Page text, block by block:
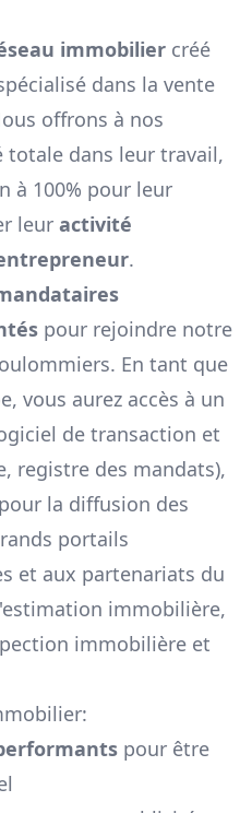
immobilier créé
dans la vente
offrons à nos
dans leur travail,
à 100% pour leur
leur activité
.
pour rejoindre notre
. En tant que
vous aurez accès à un
de transaction et
registre des mandats),
la diffusion des
portails
et aux partenariats du
immobilière,
immobilière et
pour être